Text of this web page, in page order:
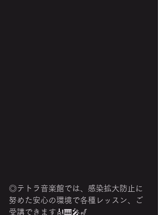
◎テトラ音楽館では、感染拡大防止に
努めた安心の環境で各種レッスン、ご
受講できます🎻🎹🎤🎷